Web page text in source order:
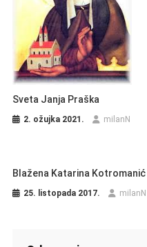
Sveta Janja Praška
2. ožujka 2021. milanN
Blažena Katarina Kotromanić
25. listopada 2017. milanN